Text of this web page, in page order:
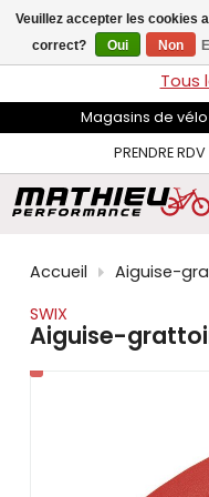
flèches
haut
et
pour
sélectionner
disponible.
Appuyez
pour
accéder
résultat
de
LIVRAISON GRATUITEsur
Tous
Magasins de
PRENDRE RDV
Accueil
Aiguise-
SWIX
Aiguise-
Veuillez accepter les cookies
correct?
Oui Non